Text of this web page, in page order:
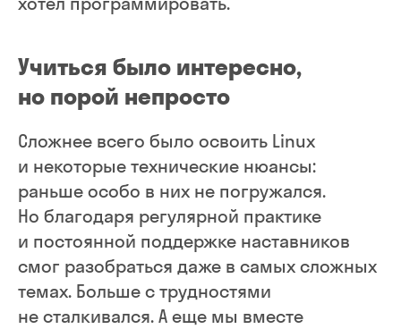
Учиться было интересно,
но порой непросто
Сложнее всего было освоить Linux
и некоторые технические нюансы:
раньше особо в них не погружался.
Но благодаря регулярной практике
и постоянной поддержке наставников
смог разобраться даже в самых сложных
темах. Больше с трудностями
не сталкивался. А еще мы вместе